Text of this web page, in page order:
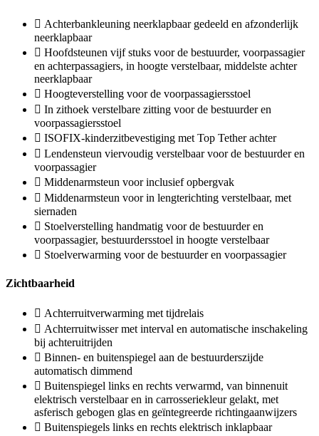
Achterbankleuning neerklapbaar gedeeld en afzonderlijk
neerklapbaar
Hoofdsteunen vijf stuks voor de bestuurder, voorpassagier
en achterpassagiers, in hoogte verstelbaar, middelste achter
neerklapbaar
Hoogteverstelling voor de voorpassagiersstoel
In zithoek verstelbare zitting voor de bestuurder en
voorpassagiersstoel
ISOFIX-kinderzitbevestiging met Top Tether achter
Lendensteun viervoudig verstelbaar voor de bestuurder en
voorpassagier
Middenarmsteun voor inclusief opbergvak
Middenarmsteun voor in lengterichting verstelbaar, met
siernaden
Stoelverstelling handmatig voor de bestuurder en
voorpassagier, bestuurdersstoel in hoogte verstelbaar
Stoelverwarming voor de bestuurder en voorpassagier
Zichtbaarheid
Achterruitverwarming met tijdrelais
Achterruitwisser met interval en automatische inschakeling
bij achteruitrijden
Binnen- en buitenspiegel aan de bestuurderszijde
automatisch dimmend
Buitenspiegel links en rechts verwarmd, van binnenuit
elektrisch verstelbaar en in carrosseriekleur gelakt, met
asferisch gebogen glas en geïntegreerde richtingaanwijzers
Buitenspiegels links en rechts elektrisch inklapbaar